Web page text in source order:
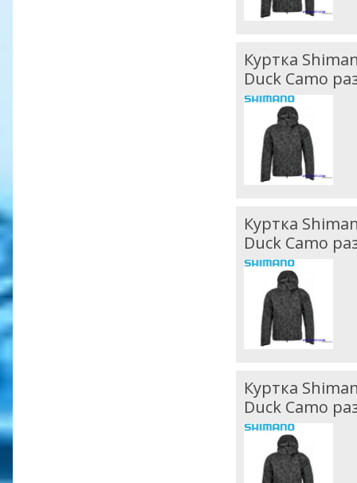
Куртка
Duck Camo
Куртка
Duck Camo
Куртка
Duck Camo